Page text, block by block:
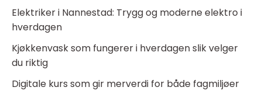
Elektriker i Nannestad: Trygg og moderne elektro i
hverdagen
Kjøkkenvask som fungerer i hverdagen slik velger
du riktig
Digitale kurs som gir merverdi for både fagmiljøer